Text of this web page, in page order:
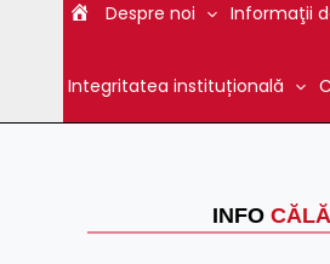
Despre noi Informaţii
Integritatea instituțională
INFO